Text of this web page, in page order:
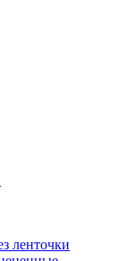
ленточки